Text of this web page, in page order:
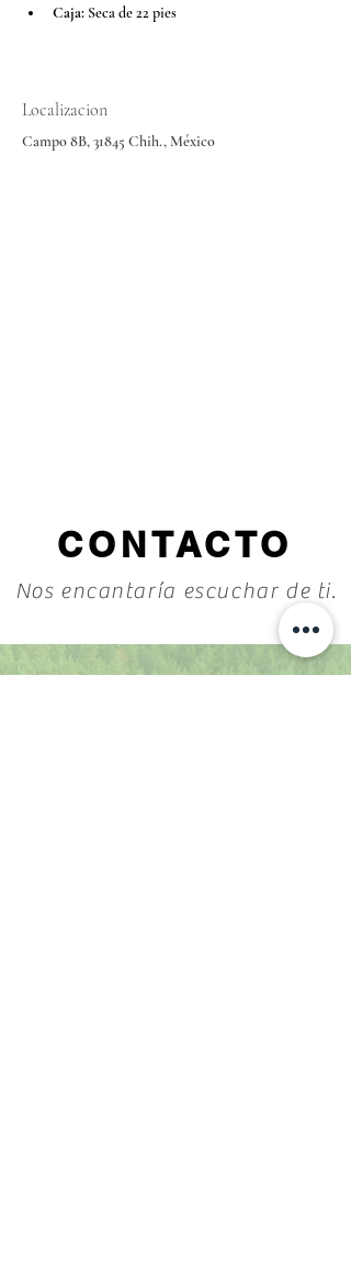
Caja: Seca de 22 pies
Localizacion
Campo 8B, 31845 Chih., México
CONTACTO
Nos encantaría escuchar de ti.